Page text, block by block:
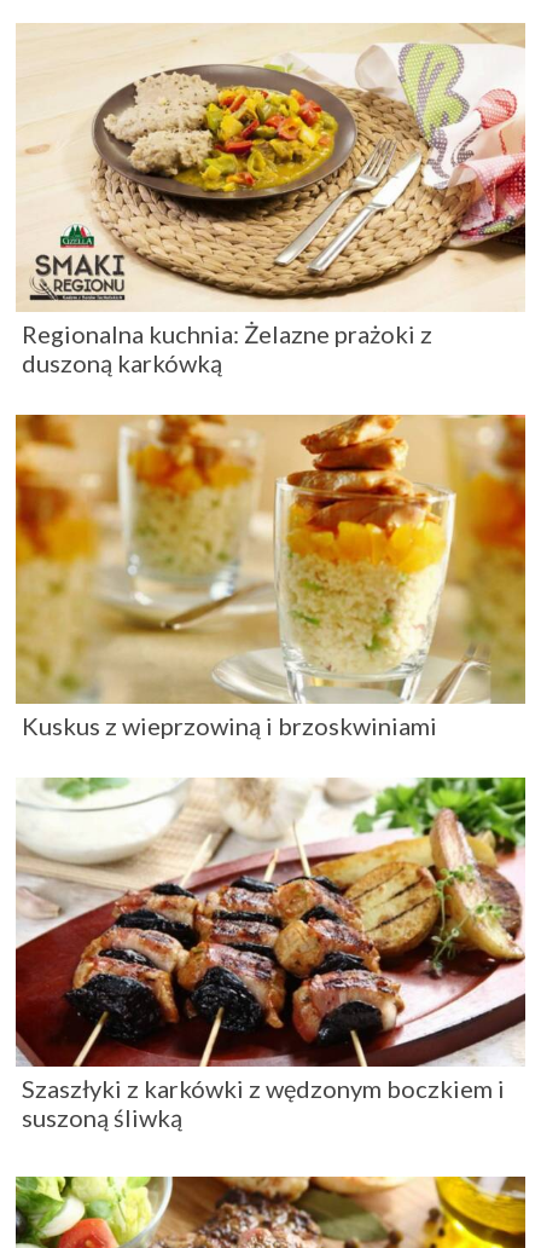
Regionalna kuchnia: Żelazne prażoki z
duszoną karkówką
Kuskus z wieprzowiną i brzoskwiniami
Szaszłyki z karkówki z wędzonym boczkiem i
suszoną śliwką